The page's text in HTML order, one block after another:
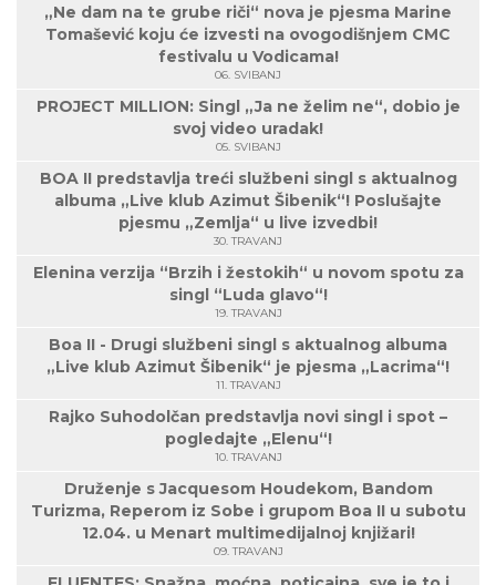
„Ne dam na te grube riči“ nova je pjesma Marine
Tomašević koju će izvesti na ovogodišnjem CMC
festivalu u Vodicama!
06. SVIBANJ
PROJECT MILLION: Singl „Ja ne želim ne“, dobio je
svoj video uradak!
05. SVIBANJ
BOA II predstavlja treći službeni singl s aktualnog
albuma „Live klub Azimut Šibenik“! Poslušajte
pjesmu „Zemlja“ u live izvedbi!
30. TRAVANJ
Elenina verzija “Brzih i žestokih“ u novom spotu za
singl “Luda glavo“!
19. TRAVANJ
Boa II - Drugi službeni singl s aktualnog albuma
„Live klub Azimut Šibenik“ je pjesma „Lacrima“!
11. TRAVANJ
Rajko Suhodolčan predstavlja novi singl i spot –
pogledajte „Elenu“!
10. TRAVANJ
Druženje s Jacquesom Houdekom, Bandom
Turizma, Reperom iz Sobe i grupom Boa II u subotu
12.04. u Menart multimedijalnoj knjižari!
09. TRAVANJ